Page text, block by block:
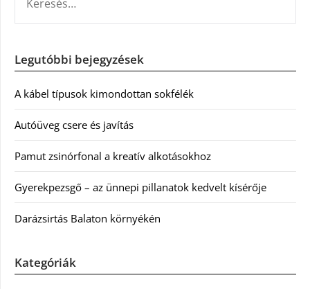
Legutóbbi bejegyzések
A kábel típusok kimondottan sokfélék
Autóüveg csere és javítás
Pamut zsinórfonal a kreatív alkotásokhoz
Gyerekpezsgő – az ünnepi pillanatok kedvelt kísérője
Darázsirtás Balaton környékén
Kategóriák